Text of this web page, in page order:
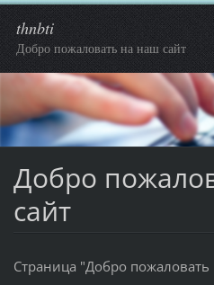
thnbti
Добро пожаловать на наш сайт
Добро
сайт
Страница "Добро